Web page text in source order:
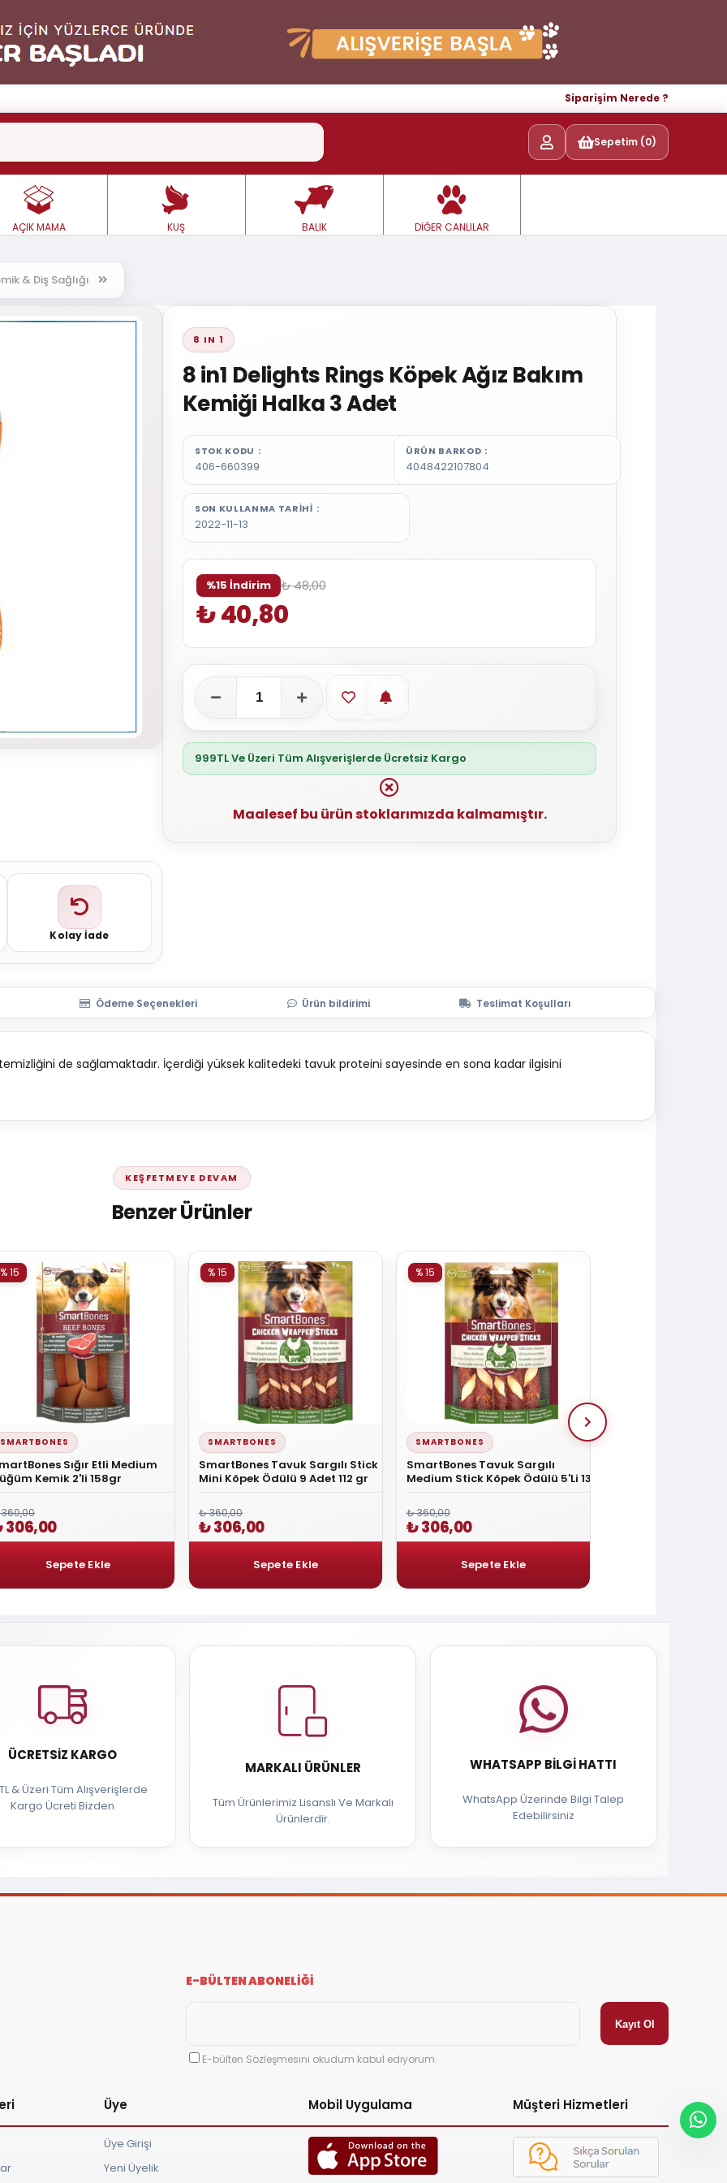
Siparişim Nerede ?
Sepetim (0)
AÇIK MAMA KUŞ BALIK DİĞER CANLILAR
& Diş Sağlığı
Kolay İade
8 IN 1
8 in1 Delights Rings Köpek Ağız Bakım
Kemiği Halka 3 Adet
STOK KODU
406-660399
ÜRÜN BARKOD
4048422107804
SON KULLANMA TARIHI
2022-11-13
%15 İndirim ₺ 48,00
₺ 40,80
Favorilere ekle
Stoğa gelince haber ver
999TL Ve Üzeri Tüm Alışverişlerde Ücretsiz Kargo
Maalesef bu ürün stoklarımızda kalmamıştır.
Ödeme Seçenekleri Ürün bildirimi Teslimat Koşulları
de sağlamaktadır. İçerdiği yüksek kalitedeki tavuk proteini sayesinde en sona kadar ilgisini
KEŞFETMEYE DEVAM
Benzer Ürünler
SMARTBONES
Sığır Etli Medium
Kemik 2'li 158gr
% 15
306,00
SMARTBONES
SmartBones Tavuk Sargılı Stick
Mini Köpek Ödülü 9 Adet 112 gr
% 15
₺ 360,00
₺ 306,00
SMARTBONES
SmartBones Tavuk Sargılı
Medium Stick Köpek Ödülü 5'Li 137
% 15
₺ 360,00
₺ 306,00
ÜCRETSIZ KARGO
& Üzeri Tüm Alışverişlerde
Kargo Ücreti Bizden
MARKALI ÜRÜNLER
Tüm Ürünlerimiz Lisanslı Ve Markalı
Ürünlerdir.
WHATSAPP BILGI HATTI
WhatsApp Üzerinde Bilgi Talep
Edebilirsiniz
E-BÜLTEN ABONELİĞİ
E-bülten Sözleşmesini okudum kabul ediyorum.
Üye
Üye Girişi
Yeni Üyelik
Mobil Uygulama Müşteri Hizmetleri